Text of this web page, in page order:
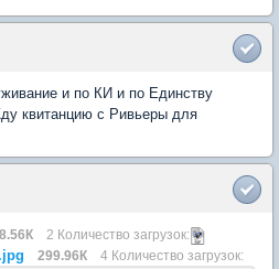
и по КИ и по Единству
квитанцию с Ривьеры для
2 Количество загрузок:
299.96К 4 Количество загрузок: